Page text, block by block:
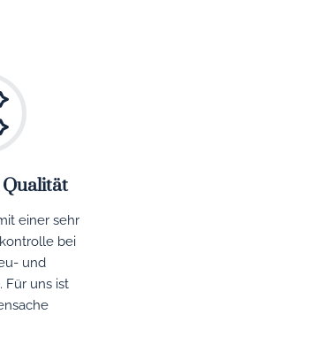
einer sehr
bei
und
Für uns ist